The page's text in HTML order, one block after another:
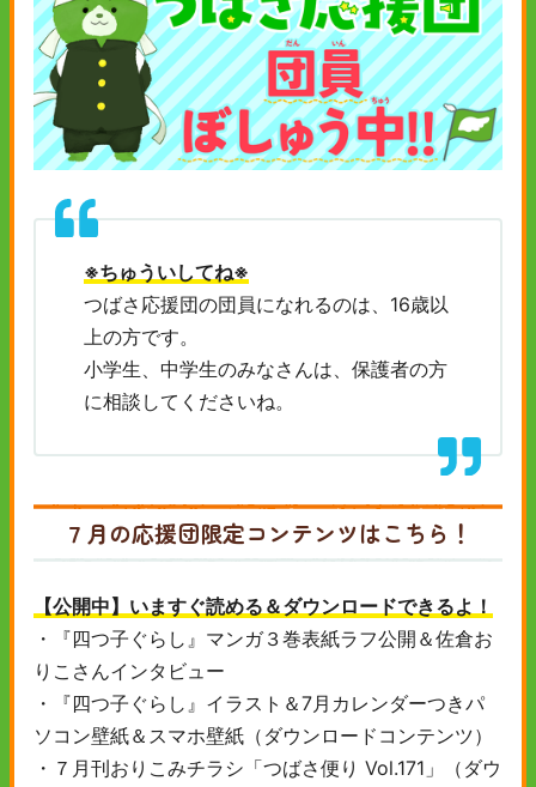
※ちゅういしてね※
つばさ応援団の団員になれるのは、16歳以
上の方です。
小学生、中学生のみなさんは、保護者の方
に相談してくださいね。
７月の応援団限定コンテンツはこちら！
【公開中】いますぐ読める＆ダウンロードできるよ！
・『四つ子ぐらし』マンガ３巻表紙ラフ公開＆佐倉お
りこさんインタビュー
・『四つ子ぐらし』イラスト＆7月カレンダーつきパ
ソコン壁紙＆スマホ壁紙（ダウンロードコンテンツ）
・７月刊おりこみチラシ「つばさ便り Vol.171」（ダウ